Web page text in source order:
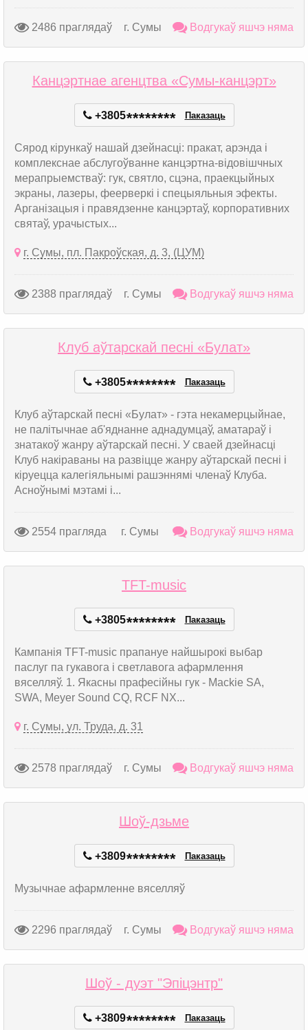
2486 праглядаў г. Сумы Водгукаў яшчэ няма
Канцэртнае агенцтва «Сумы-канцэрт»
+3805******** Паказаць
Сярод кірункаў нашай дзейнасці: пракат, арэнда і
комплекснае абслугоўванне канцэртна-відовішчных
мерапрыемстваў: гук, святло, сцэна, праекцыйных
экраны, лазеры, феерверкі і спецыяльныя эфекты.
Арганізацыя і правядзенне канцэртаў, корпоративних
святаў, урачыстых...
г. Сумы, пл. Пакроўская, д. 3, (ЦУМ)
2388 праглядаў г. Сумы Водгукаў яшчэ няма
Клуб аўтарскай песні «Булат»
+3805******** Паказаць
Клуб аўтарскай песні «Булат» - гэта некамерцыйнае,
не палітычнае аб'яднанне аднадумцаў, аматараў і
знатакоў жанру аўтарскай песні. У сваей дзейнасці
Клуб накіраваны на развіцце жанру аўтарскай песні і
кіруецца калегіяльнымі рашэннямі членаў Клуба.
Асноўнымі мэтамі і...
2554 прагляда г. Сумы Водгукаў яшчэ няма
ТFT-music
+3805******** Паказаць
Кампанія TFT-music прапануе найшырокі выбар
паслуг па гукавога і светлавога афармлення
вяселляў. 1. Якасны прафесійны гук - Mackie SA,
SWA, Meyer Sound CQ, RCF NX...
г. Сумы, ул. Труда, д. 31
2578 праглядаў г. Сумы Водгукаў яшчэ няма
Шоў-дзьме
+3809******** Паказаць
Музычнае афармленне вяселляў
2296 праглядаў г. Сумы Водгукаў яшчэ няма
Шоў - дуэт "Эпіцэнтр"
+3809******** Паказаць